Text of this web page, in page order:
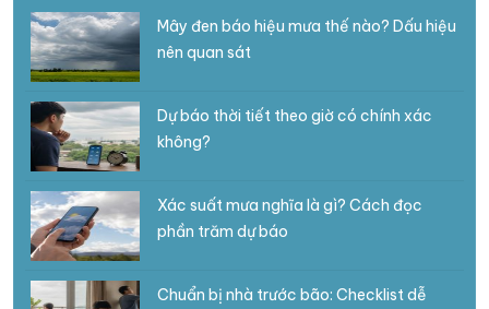
Mây đen báo hiệu mưa thế nào? Dấu hiệu
nên quan sát
Dự báo thời tiết theo giờ có chính xác
không?
Xác suất mưa nghĩa là gì? Cách đọc
phần trăm dự báo
Chuẩn bị nhà trước bão: Checklist dễ